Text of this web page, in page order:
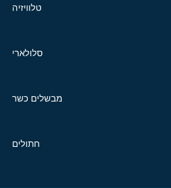
טלוויזיה
סלולארי
מבשלים כשר
חתולים